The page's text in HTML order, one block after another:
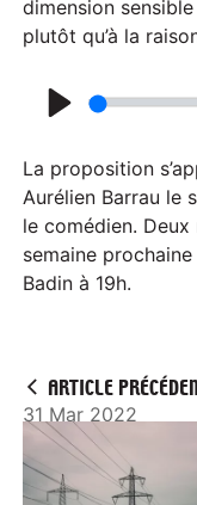
a
y
dimension
plutôt qu’à la
l
a
y
La proposition
Aurélien Barrau le
le comédien.
semaine
Badin à 19h.
ARTICLE
31 Mar 2022